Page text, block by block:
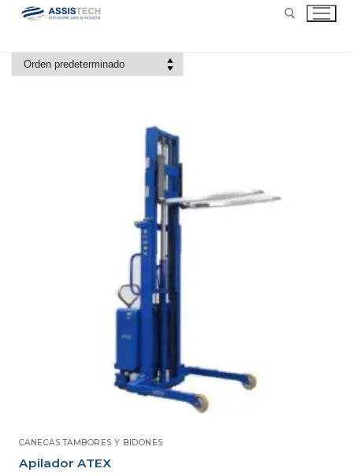
CANECAS TAMBORES Y BIDONES
Apilador ATEX